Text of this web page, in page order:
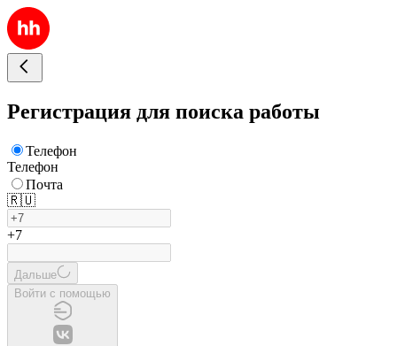
Регистрация для поиска работы
Телефон
Телефон
Почта
🇷🇺
+7
Дальше
Войти с помощью